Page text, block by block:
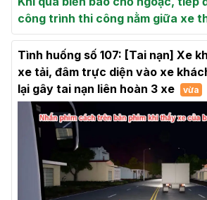
công trình thi công nằm giữa xe
Tình huống số 107: [Tai nạn] Xe
xe tải, đâm trực diện vào xe
lại gây tai nạn liên hoàn 3 xe
vừa